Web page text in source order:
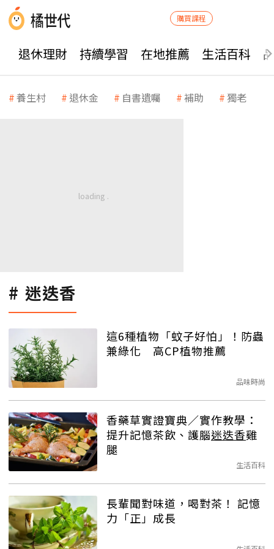
購買課程
退休理財 持續學習 在地推薦 生活百科
養生村 退休金 自書遺囑 補助 獨老
迷迭香
這6種植物「蚊子好怕」！防蟲
兼綠化 高CP植物推薦
品味時尚
香藥草實證寶典／實作教學：
提升記憶茶飲、護腦迷迭香雞
腿
生活百科
長輩聞對味道，喝對茶！ 記憶
力「正」成長